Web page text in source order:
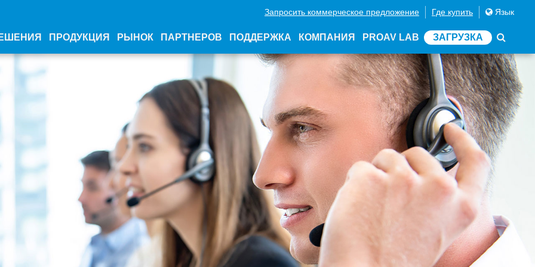
Запросить коммерческое предложение Где купить Язык
ПРОДУКЦИЯ РЫНОК ПАРТНЕРОВ ПОДДЕРЖКА КОМПАНИЯ PROAV LAB ЗАГРУЗКА